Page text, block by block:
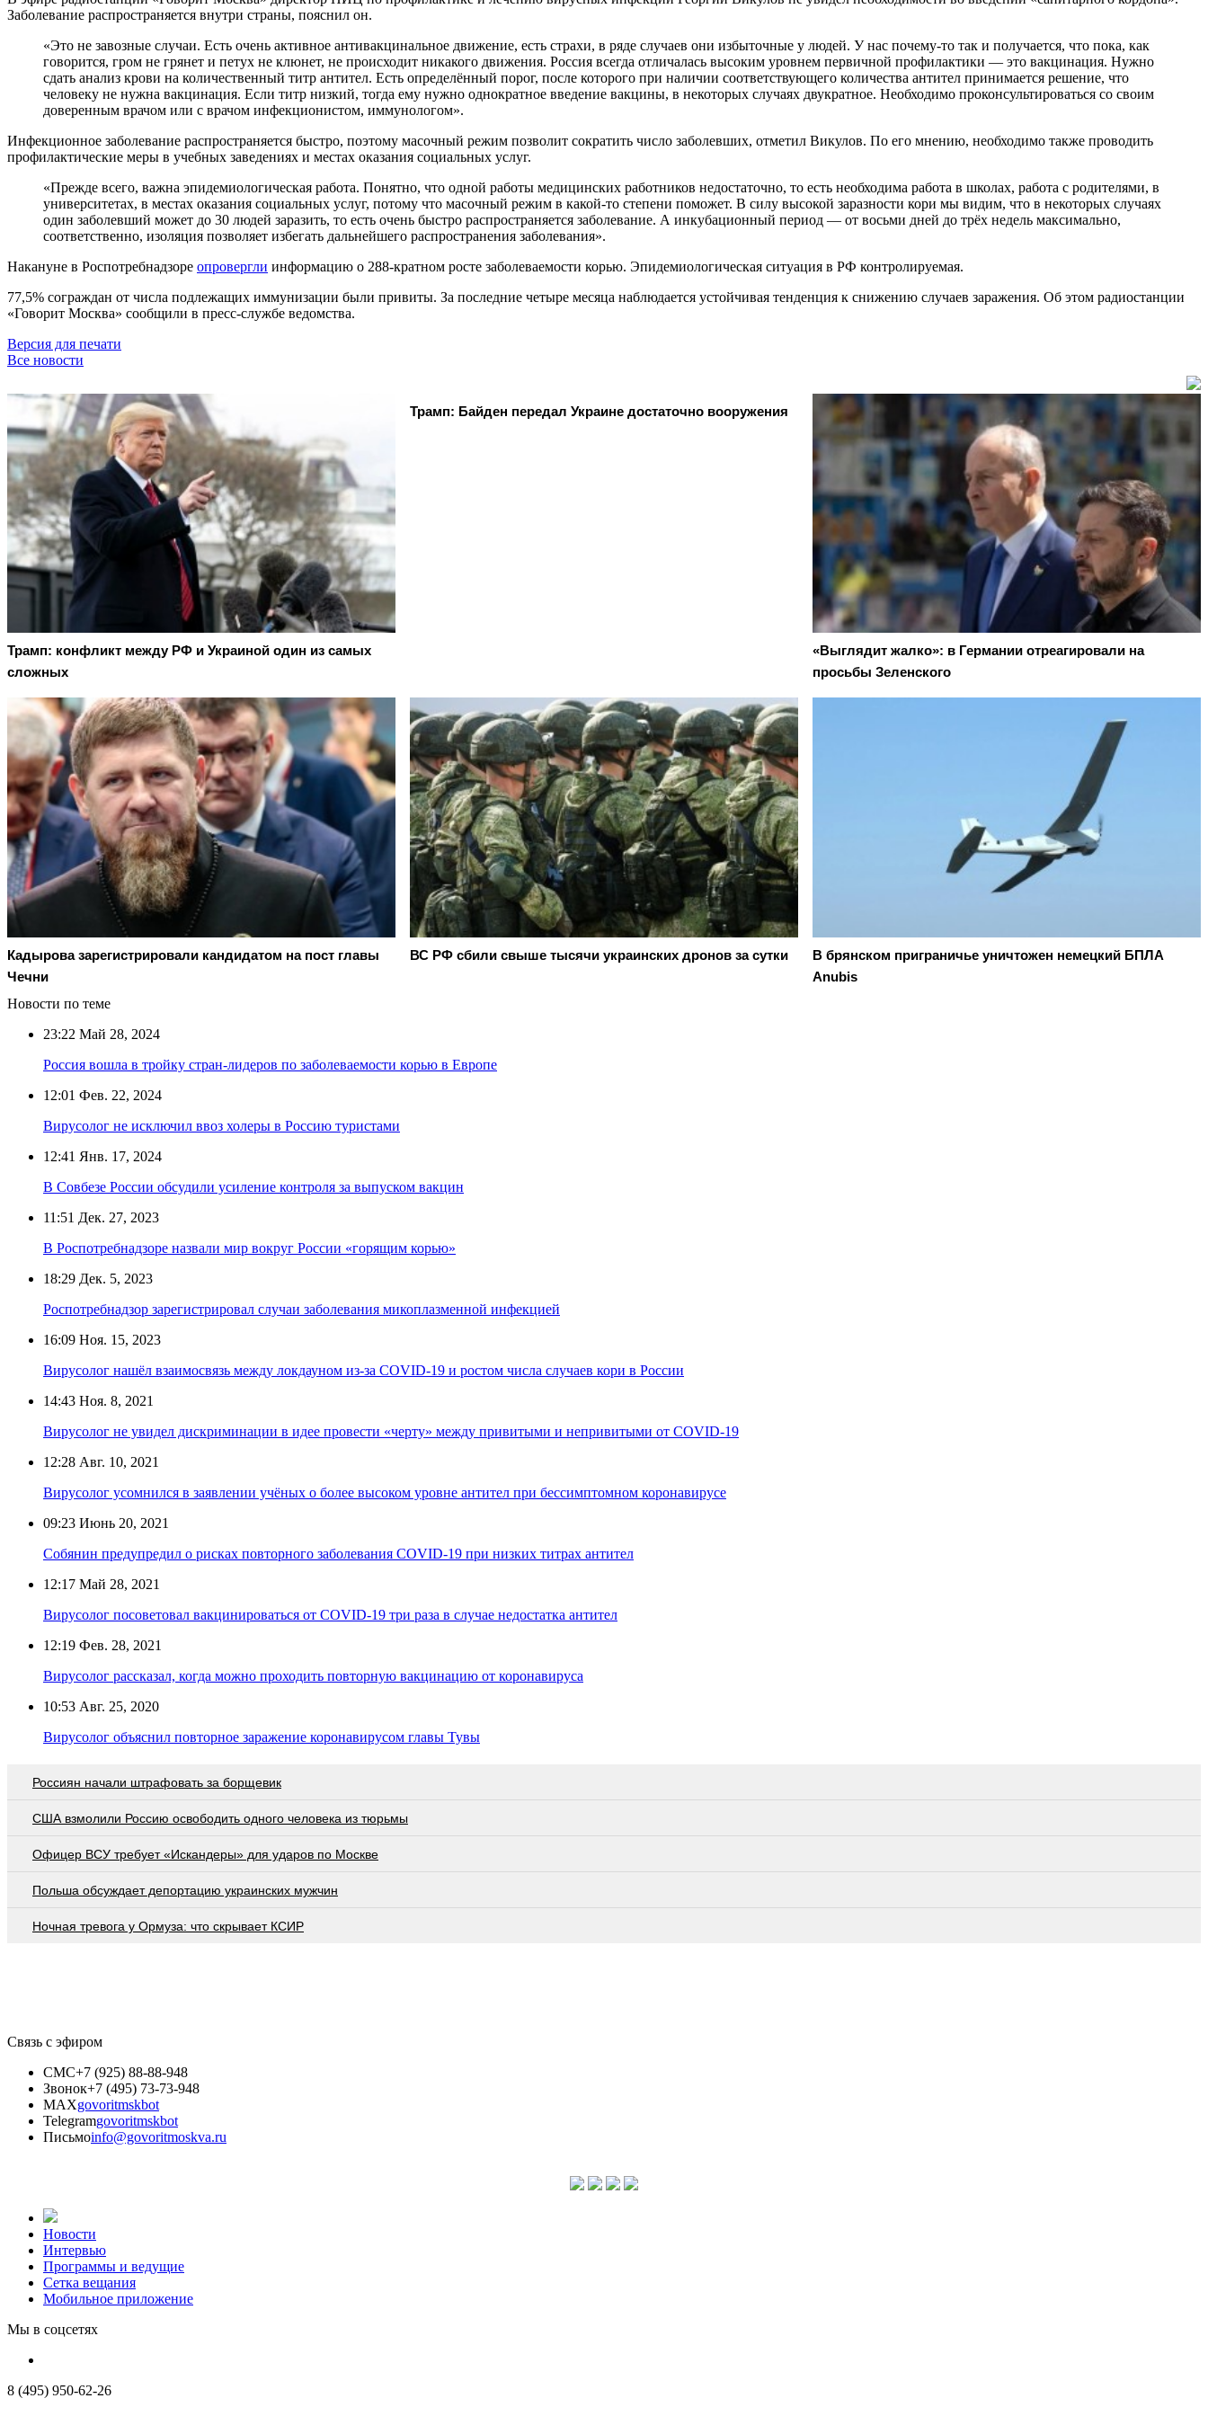
Заболевание распространяется внутри страны, пояснил он.
«Это не завозные случаи. Есть очень активное антивакцинальное движение, есть страхи, в ряде случаев они избыточные у людей. У нас почему-то так и получается, что пока, как
говорится, гром не грянет и петух не клюнет, не происходит никакого движения. Россия всегда отличалась высоким уровнем первичной профилактики — это вакцинация. Нужно
сдать анализ крови на количественный титр антител. Есть определённый порог, после которого при наличии соответствующего количества антител принимается решение, что
человеку не нужна вакцинация. Если титр низкий, тогда ему нужно однократное введение вакцины, в некоторых случаях двукратное. Необходимо проконсультироваться со своим
доверенным врачом или с врачом инфекционистом, иммунологом».
Инфекционное заболевание распространяется быстро, поэтому масочный режим позволит сократить число заболевших, отметил Викулов. По его мнению, необходимо также проводить
профилактические меры в учебных заведениях и местах оказания социальных услуг.
«Прежде всего, важна эпидемиологическая работа. Понятно, что одной работы медицинских работников недостаточно, то есть необходима работа в школах, работа с родителями, в
университетах, в местах оказания социальных услуг, потому что масочный режим в какой-то степени поможет. В силу высокой заразности кори мы видим, что в некоторых случаях
один заболевший может до 30 людей заразить, то есть очень быстро распространяется заболевание. А инкубационный период — от восьми дней до трёх недель максимально,
соответственно, изоляция позволяет избегать дальнейшего распространения заболевания».
Накануне в Роспотребнадзоре опровергли информацию о 288-кратном росте заболеваемости корью. Эпидемиологическая ситуация в РФ контролируемая.
77,5% сограждан от числа подлежащих иммунизации были привиты. За последние четыре месяца наблюдается устойчивая тенденция к снижению случаев заражения. Об этом радиостанции
«Говорит Москва» сообщили в пресс-службе ведомства.
Версия для печати
Все новости
Трамп: конфликт между РФ и Украиной один из самых
сложных
Трамп: Байден передал Украине достаточно вооружения
«Выглядит жалко»: в Германии отреагировали на
просьбы Зеленского
Кадырова зарегистрировали кандидатом на пост главы
Чечни
ВС РФ сбили свыше тысячи украинских дронов за сутки
В брянском приграничье уничтожен немецкий БПЛА
Anubis
Новости по теме
23:22 Май 28, 2024
Россия вошла в тройку стран-лидеров по заболеваемости корью в Европе
12:01 Фев. 22, 2024
Вирусолог не исключил ввоз холеры в Россию туристами
12:41 Янв. 17, 2024
В Совбезе России обсудили усиление контроля за выпуском вакцин
11:51 Дек. 27, 2023
В Роспотребнадзоре назвали мир вокруг России «горящим корью»
18:29 Дек. 5, 2023
Роспотребнадзор зарегистрировал случаи заболевания микоплазменной инфекцией
16:09 Ноя. 15, 2023
Вирусолог нашёл взаимосвязь между локдауном из-за COVID-19 и ростом числа случаев кори в России
14:43 Ноя. 8, 2021
Вирусолог не увидел дискриминации в идее провести «черту» между привитыми и непривитыми от COVID-19
12:28 Авг. 10, 2021
Вирусолог усомнился в заявлении учёных о более высоком уровне антител при бессимптомном коронавирусе
09:23 Июнь 20, 2021
Собянин предупредил о рисках повторного заболевания COVID-19 при низких титрах антител
12:17 Май 28, 2021
Вирусолог посоветовал вакцинироваться от COVID-19 три раза в случае недостатка антител
12:19 Фев. 28, 2021
Вирусолог рассказал, когда можно проходить повторную вакцинацию от коронавируса
10:53 Авг. 25, 2020
Вирусолог объяснил повторное заражение коронавирусом главы Тувы
Россиян начали штрафовать за борщевик
США взмолили Россию освободить одного человека из тюрьмы
Офицер ВСУ требует «Искандеры» для ударов по Москве
Польша обсуждает депортацию украинских мужчин
Ночная тревога у Ормуза: что скрывает КСИР
Связь с эфиром
СМС+7 (925) 88-88-948
Звонок+7 (495) 73-73-948
MAXgovoritmskbot
Telegramgovoritmskbot
Письмоinfo@govoritmoskva.ru
Новости
Интервью
Программы и ведущие
Сетка вещания
Мобильное приложение
Мы в соцсетях
8 (495) 950-62-26